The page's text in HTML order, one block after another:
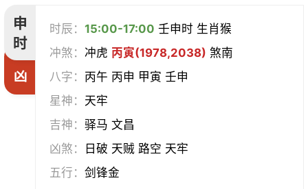
申
时
凶
时辰：15:00-17:00 壬申时 生肖猴
冲煞：冲虎 丙寅(1978,2038) 煞南
八字： 丙午 丙申 甲寅 壬申
星神： 天牢
吉神：驿马 文昌
凶煞：
日破 天贼 路空 天牢
五行：剑锋金